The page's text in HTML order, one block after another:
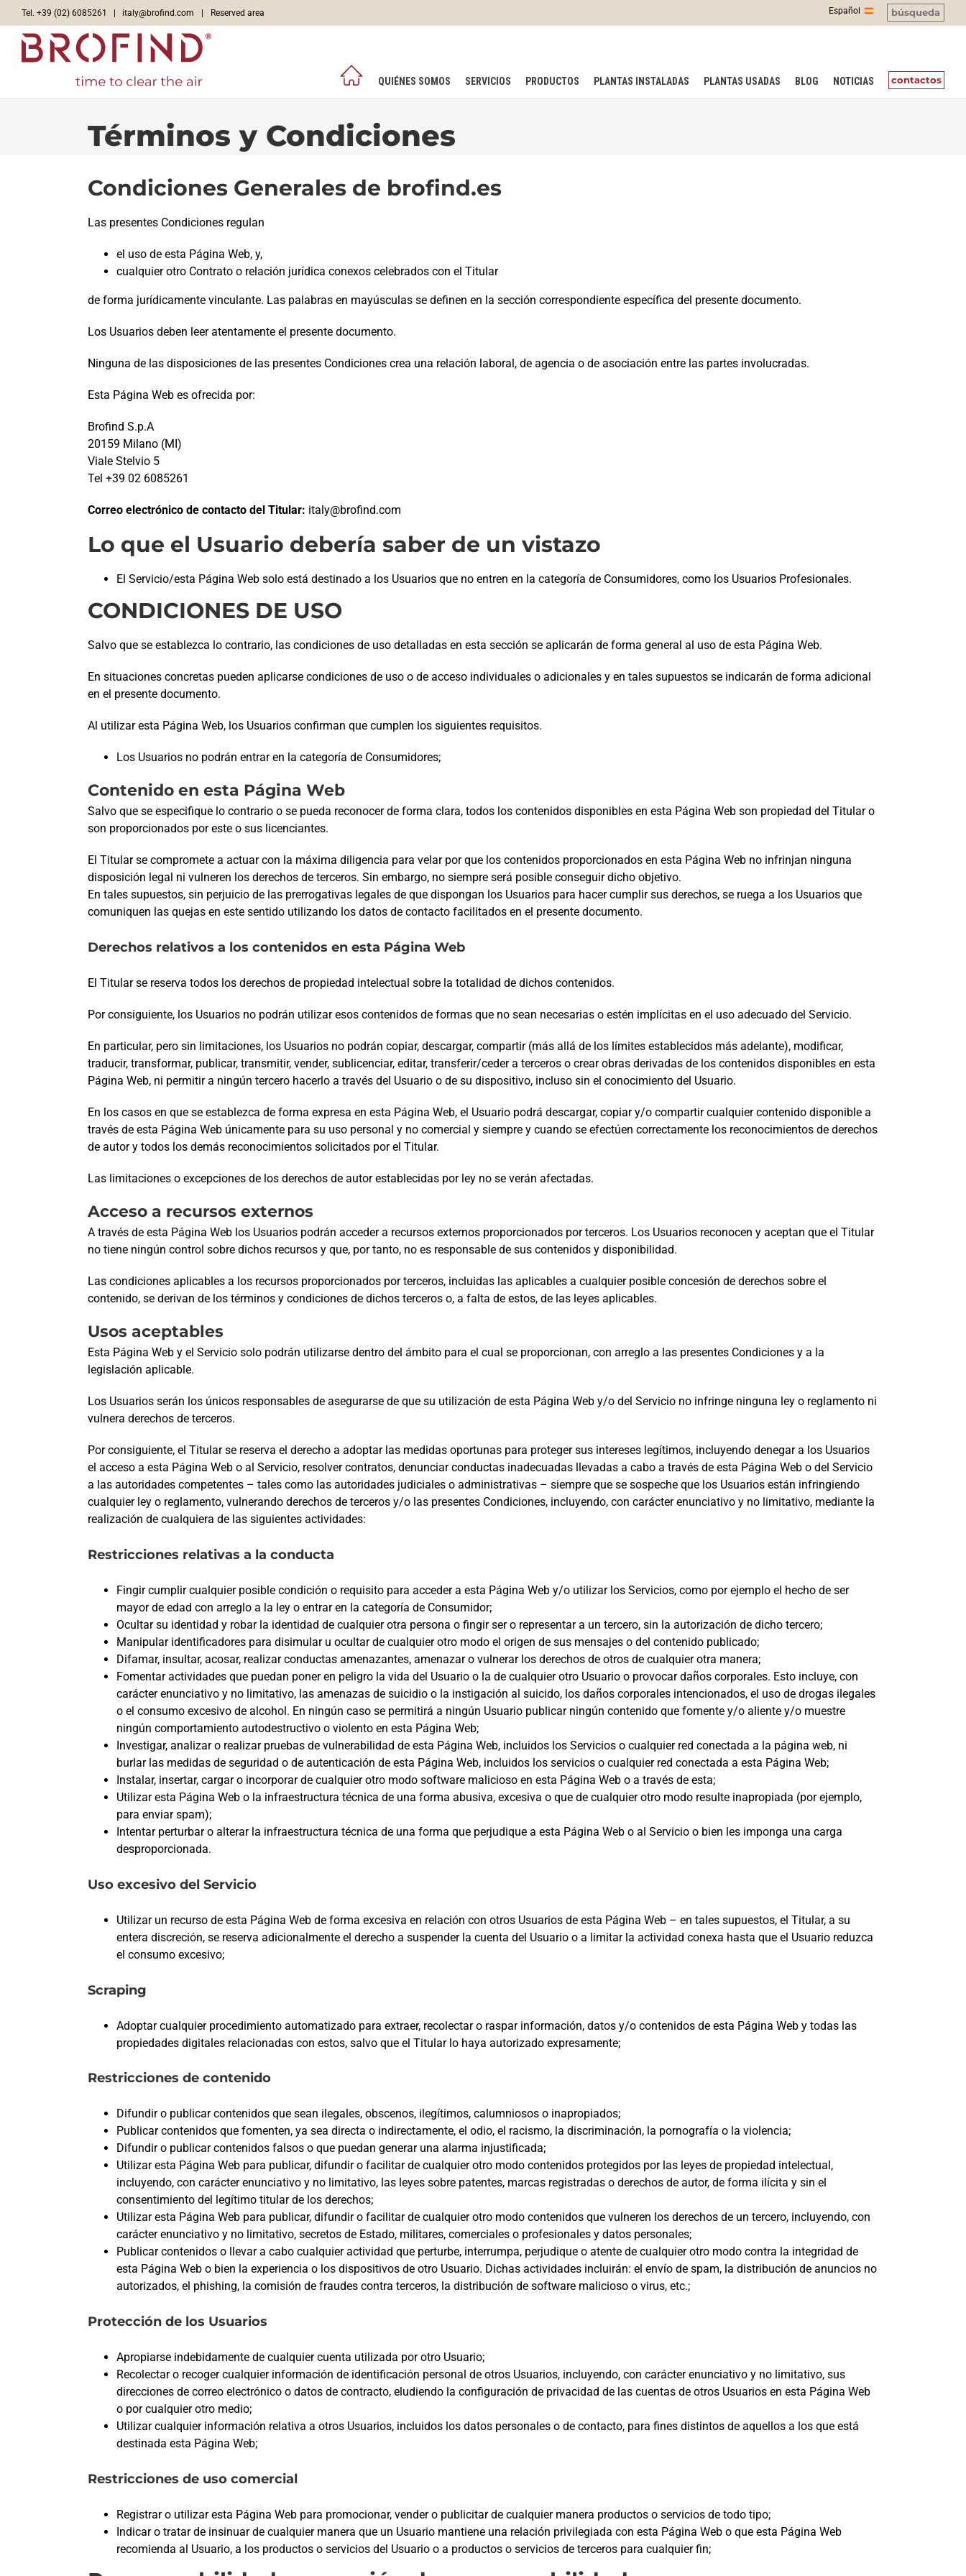
to
content
Tel. +39 (02) 6085261 | italy@brofind.com | Reserved area Español búsqueda
QUIÉNES SOMOS SERVICIOS PRODUCTOS PLANTAS INSTALADAS PLANTAS USADAS BLOG NOTICIAS contactos
Términos y Condiciones
Condiciones Generales de brofind.es
Las presentes Condiciones regulan
el uso de esta Página Web, y,
cualquier otro Contrato o relación jurídica conexos celebrados con el Titular
de forma jurídicamente vinculante. Las palabras en mayúsculas se definen en la sección correspondiente específica del presente documento.
Los Usuarios deben leer atentamente el presente documento.
Ninguna de las disposiciones de las presentes Condiciones crea una relación laboral, de agencia o de asociación entre las partes involucradas.
Esta Página Web es ofrecida por:
Brofind S.p.A
20159 Milano (MI)
Viale Stelvio 5
Tel +39 02 6085261
Correo electrónico de contacto del Titular: italy@brofind.com
Lo que el Usuario debería saber de un vistazo
El Servicio/esta Página Web solo está destinado a los Usuarios que no entren en la categoría de Consumidores, como los Usuarios Profesionales.
CONDICIONES DE USO
Salvo que se establezca lo contrario, las condiciones de uso detalladas en esta sección se aplicarán de forma general al uso de esta Página Web.
En situaciones concretas pueden aplicarse condiciones de uso o de acceso individuales o adicionales y en tales supuestos se indicarán de forma adicional
en el presente documento.
Al utilizar esta Página Web, los Usuarios confirman que cumplen los siguientes requisitos.
Los Usuarios no podrán entrar en la categoría de Consumidores;
Contenido en esta Página Web
Salvo que se especifique lo contrario o se pueda reconocer de forma clara, todos los contenidos disponibles en esta Página Web son propiedad del Titular o
son proporcionados por este o sus licenciantes.
El Titular se compromete a actuar con la máxima diligencia para velar por que los contenidos proporcionados en esta Página Web no infrinjan ninguna
disposición legal ni vulneren los derechos de terceros. Sin embargo, no siempre será posible conseguir dicho objetivo.
En tales supuestos, sin perjuicio de las prerrogativas legales de que dispongan los Usuarios para hacer cumplir sus derechos, se ruega a los Usuarios que
comuniquen las quejas en este sentido utilizando los datos de contacto facilitados en el presente documento.
Derechos relativos a los contenidos en esta Página Web
El Titular se reserva todos los derechos de propiedad intelectual sobre la totalidad de dichos contenidos.
Por consiguiente, los Usuarios no podrán utilizar esos contenidos de formas que no sean necesarias o estén implícitas en el uso adecuado del Servicio.
En particular, pero sin limitaciones, los Usuarios no podrán copiar, descargar, compartir (más allá de los límites establecidos más adelante), modificar,
traducir, transformar, publicar, transmitir, vender, sublicenciar, editar, transferir/ceder a terceros o crear obras derivadas de los contenidos disponibles en esta
Página Web, ni permitir a ningún tercero hacerlo a través del Usuario o de su dispositivo, incluso sin el conocimiento del Usuario.
En los casos en que se establezca de forma expresa en esta Página Web, el Usuario podrá descargar, copiar y/o compartir cualquier contenido disponible a
través de esta Página Web únicamente para su uso personal y no comercial y siempre y cuando se efectúen correctamente los reconocimientos de derechos
de autor y todos los demás reconocimientos solicitados por el Titular.
Las limitaciones o excepciones de los derechos de autor establecidas por ley no se verán afectadas.
Acceso a recursos externos
A través de esta Página Web los Usuarios podrán acceder a recursos externos proporcionados por terceros. Los Usuarios reconocen y aceptan que el Titular
no tiene ningún control sobre dichos recursos y que, por tanto, no es responsable de sus contenidos y disponibilidad.
Las condiciones aplicables a los recursos proporcionados por terceros, incluidas las aplicables a cualquier posible concesión de derechos sobre el
contenido, se derivan de los términos y condiciones de dichos terceros o, a falta de estos, de las leyes aplicables.
Usos aceptables
Esta Página Web y el Servicio solo podrán utilizarse dentro del ámbito para el cual se proporcionan, con arreglo a las presentes Condiciones y a la
legislación aplicable.
Los Usuarios serán los únicos responsables de asegurarse de que su utilización de esta Página Web y/o del Servicio no infringe ninguna ley o reglamento ni
vulnera derechos de terceros.
Por consiguiente, el Titular se reserva el derecho a adoptar las medidas oportunas para proteger sus intereses legítimos, incluyendo denegar a los Usuarios
el acceso a esta Página Web o al Servicio, resolver contratos, denunciar conductas inadecuadas llevadas a cabo a través de esta Página Web o del Servicio
a las autoridades competentes – tales como las autoridades judiciales o administrativas – siempre que se sospeche que los Usuarios están infringiendo
cualquier ley o reglamento, vulnerando derechos de terceros y/o las presentes Condiciones, incluyendo, con carácter enunciativo y no limitativo, mediante la
realización de cualquiera de las siguientes actividades:
Restricciones relativas a la conducta
Fingir cumplir cualquier posible condición o requisito para acceder a esta Página Web y/o utilizar los Servicios, como por ejemplo el hecho de ser
mayor de edad con arreglo a la ley o entrar en la categoría de Consumidor;
Ocultar su identidad y robar la identidad de cualquier otra persona o fingir ser o representar a un tercero, sin la autorización de dicho tercero;
Manipular identificadores para disimular u ocultar de cualquier otro modo el origen de sus mensajes o del contenido publicado;
Difamar, insultar, acosar, realizar conductas amenazantes, amenazar o vulnerar los derechos de otros de cualquier otra manera;
Fomentar actividades que puedan poner en peligro la vida del Usuario o la de cualquier otro Usuario o provocar daños corporales. Esto incluye, con
carácter enunciativo y no limitativo, las amenazas de suicidio o la instigación al suicido, los daños corporales intencionados, el uso de drogas ilegales
o el consumo excesivo de alcohol. En ningún caso se permitirá a ningún Usuario publicar ningún contenido que fomente y/o aliente y/o muestre
ningún comportamiento autodestructivo o violento en esta Página Web;
Investigar, analizar o realizar pruebas de vulnerabilidad de esta Página Web, incluidos los Servicios o cualquier red conectada a la página web, ni
burlar las medidas de seguridad o de autenticación de esta Página Web, incluidos los servicios o cualquier red conectada a esta Página Web;
Instalar, insertar, cargar o incorporar de cualquier otro modo software malicioso en esta Página Web o a través de esta;
Utilizar esta Página Web o la infraestructura técnica de una forma abusiva, excesiva o que de cualquier otro modo resulte inapropiada (por ejemplo,
para enviar spam);
Intentar perturbar o alterar la infraestructura técnica de una forma que perjudique a esta Página Web o al Servicio o bien les imponga una carga
desproporcionada.
Uso excesivo del Servicio
Utilizar un recurso de esta Página Web de forma excesiva en relación con otros Usuarios de esta Página Web – en tales supuestos, el Titular, a su
entera discreción, se reserva adicionalmente el derecho a suspender la cuenta del Usuario o a limitar la actividad conexa hasta que el Usuario reduzca
el consumo excesivo;
Scraping
Adoptar cualquier procedimiento automatizado para extraer, recolectar o raspar información, datos y/o contenidos de esta Página Web y todas las
propiedades digitales relacionadas con estos, salvo que el Titular lo haya autorizado expresamente;
Restricciones de contenido
Difundir o publicar contenidos que sean ilegales, obscenos, ilegítimos, calumniosos o inapropiados;
Publicar contenidos que fomenten, ya sea directa o indirectamente, el odio, el racismo, la discriminación, la pornografía o la violencia;
Difundir o publicar contenidos falsos o que puedan generar una alarma injustificada;
Utilizar esta Página Web para publicar, difundir o facilitar de cualquier otro modo contenidos protegidos por las leyes de propiedad intelectual,
incluyendo, con carácter enunciativo y no limitativo, las leyes sobre patentes, marcas registradas o derechos de autor, de forma ilícita y sin el
consentimiento del legítimo titular de los derechos;
Utilizar esta Página Web para publicar, difundir o facilitar de cualquier otro modo contenidos que vulneren los derechos de un tercero, incluyendo, con
carácter enunciativo y no limitativo, secretos de Estado, militares, comerciales o profesionales y datos personales;
Publicar contenidos o llevar a cabo cualquier actividad que perturbe, interrumpa, perjudique o atente de cualquier otro modo contra la integridad de
esta Página Web o bien la experiencia o los dispositivos de otro Usuario. Dichas actividades incluirán: el envío de spam, la distribución de anuncios no
autorizados, el phishing, la comisión de fraudes contra terceros, la distribución de software malicioso o virus, etc.;
Protección de los Usuarios
Apropiarse indebidamente de cualquier cuenta utilizada por otro Usuario;
Recolectar o recoger cualquier información de identificación personal de otros Usuarios, incluyendo, con carácter enunciativo y no limitativo, sus
direcciones de correo electrónico o datos de contracto, eludiendo la configuración de privacidad de las cuentas de otros Usuarios en esta Página Web
o por cualquier otro medio;
Utilizar cualquier información relativa a otros Usuarios, incluidos los datos personales o de contacto, para fines distintos de aquellos a los que está
destinada esta Página Web;
Restricciones de uso comercial
Registrar o utilizar esta Página Web para promocionar, vender o publicitar de cualquier manera productos o servicios de todo tipo;
Indicar o tratar de insinuar de cualquier manera que un Usuario mantiene una relación privilegiada con esta Página Web o que esta Página Web
recomienda al Usuario, a los productos o servicios del Usuario o a productos o servicios de terceros para cualquier fin;